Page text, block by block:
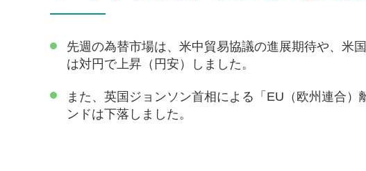
先週の為替市場は、米中貿易協議の進展期待や、米
は対円で上昇（円安）しました。
また、英国ジョンソン首相による「EU（欧州連合
ンドは下落しました。